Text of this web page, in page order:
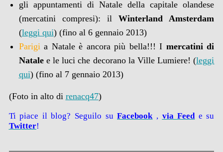
gli appuntamenti di Natale della capitale olandese
(mercatini compresi): ilWinterland Amsterdam
(leggi qui) (fino al 6 gennaio 2013)
Parigia Natale è ancora più bella!!! I mercatini di
Natalee le luci che decorano la Ville Lumiere! (leggi
qui) (fino al 7 gennaio 2013)
(Foto in alto di renacq47)
Ti piace il blog? Seguilo su Facebook , viaFeede su
Twitter!